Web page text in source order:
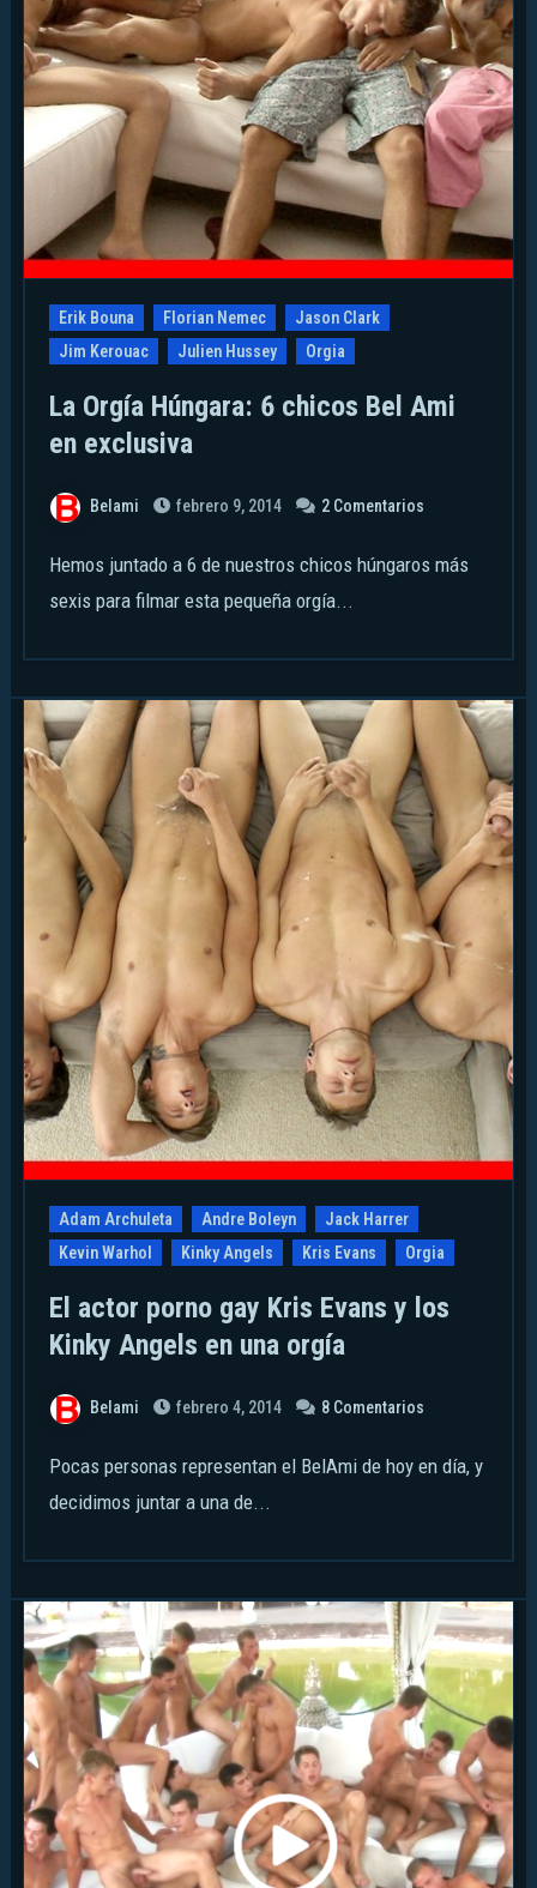
Erik Bouna Florian Nemec
Jason Clark
Jim Kerouac
Julien Hussey Orgia
La Orgía Húngara: 6 chicos Bel Ami
en exclusiva
Belami febrero 9, 2014 2 Comentarios
Hemos juntado a 6 de nuestros chicos húngaros más
sexis para filmar esta pequeña orgía...
Adam Archuleta Andre Boleyn
Jack Harrer
Kevin Warhol
Kinky Angels Kris Evans Orgia
El actor porno gay Kris Evans y los
Kinky Angels en una orgía
Belami febrero 4, 2014 8 Comentarios
Pocas personas representan el BelAmi de hoy en día, y
decidimos juntar a una de...